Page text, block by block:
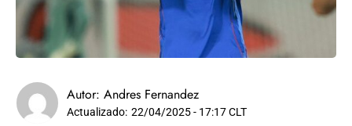
Autor: Andres Fernandez
Actualizado: 22/04/2025 - 17:17 CLT